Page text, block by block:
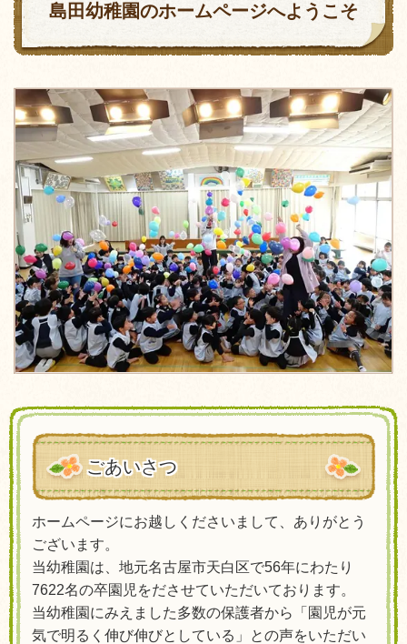
島田幼稚園のホームページへようこそ
ごあいさつ
ホームページにお越しくださいまして、ありがとう
ございます。
当幼稚園は、地元名古屋市天白区で56年にわたり
7622名の卒園児をださせていただいております。
当幼稚園にみえました多数の保護者から「園児が元
気で明るく伸び伸びとしている」との声をいただい